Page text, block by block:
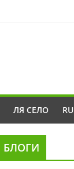
ЛЯ СЕЛО RU
БЛОГИ